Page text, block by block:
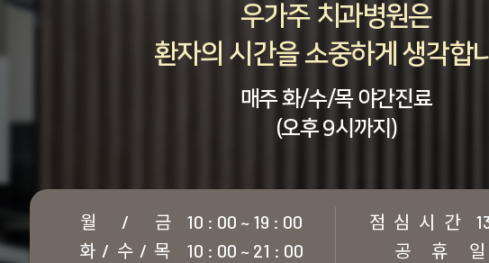
우가주 치과병원은
환자의 시간을 소중하게 생각합
매주 화/수/목 야간진료
(오후 9시까지)
월 / 금
10 : 00 ~ 19 : 00
화 / 수 / 목
10 : 00 ~ 21 : 00
점 심 시 간
공 휴 일